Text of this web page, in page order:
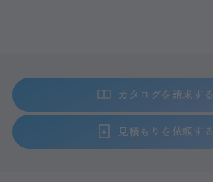
カタログを請求する
見積もりを依頼する